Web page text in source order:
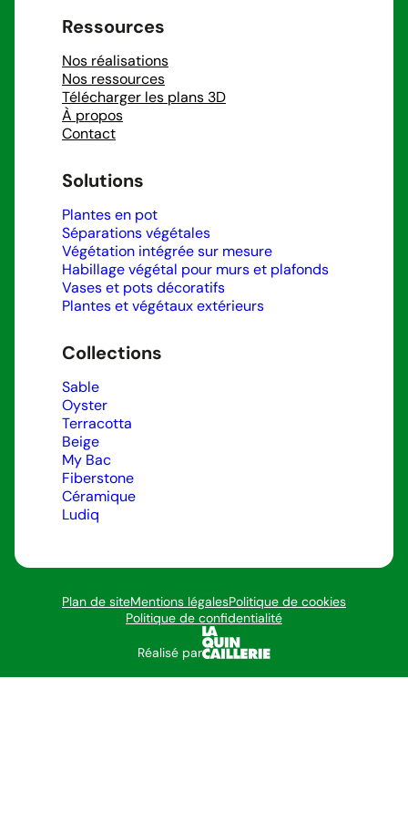
Ressources
Nos réalisations
Nos ressources
Télécharger les plans 3D
À propos
Contact
Solutions
Plantes en pot
Séparations végétales
Végétation intégrée sur mesure
Habillage végétal pour murs et plafonds
Vases et pots décoratifs
Plantes et végétaux extérieurs
Collections
Sable
Oyster
Terracotta
Beige
My Bac
Fiberstone
Céramique
Ludiq
Plan de siteMentions légalesPolitique de cookies
Politique de confidentialité
Réalisé par